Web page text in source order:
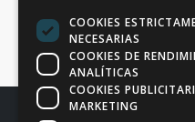
Mapa del sitio|Aviso Legal
COOKIES
NECESARIAS
COOKIES DE
ANALÍTICAS
COOKIES
MARKETING